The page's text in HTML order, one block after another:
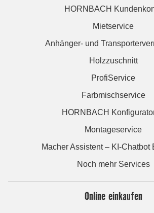
HORNBACH
Mietservice
Anhänger- und
Holzzuschnitt
ProfiService
Farbmischservice
HORNBACH
Montageservice
Macher Assistent – KI-Chatbot
Noch mehr Services
Online einkaufen